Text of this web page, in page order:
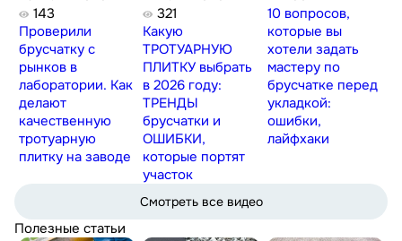
143
Проверили
брусчатку с
рынков в
лаборатории. Как
делают
качественную
тротуарную
плитку на заводе
321
Какую
ТРОТУАРНУЮ
ПЛИТКУ выбрать
в 2026 году:
ТРЕНДЫ
брусчатки и
ОШИБКИ,
которые портят
участок
10 вопросов,
которые вы
хотели задать
мастеру по
брусчатке перед
укладкой:
ошибки,
лайфхаки
Смотреть все видео
Полезные статьи